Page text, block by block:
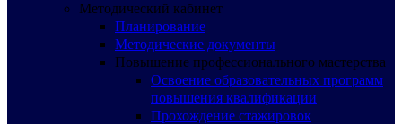
Методический кабинет
Планирование
Методические документы
Повышение профессионального мастерства
Освоение образовательных программ
повышения квалификации
Прохождение стажировок